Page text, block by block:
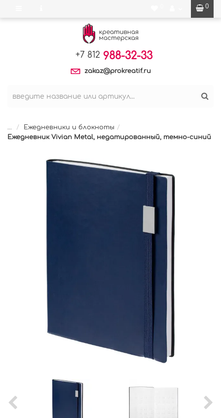
0
+7 812 988-32-33
zakaz@prokreatif.ru
...
Ежедневники и блокноты
Ежедневник Vivian Metal, недатированный, темно-синий